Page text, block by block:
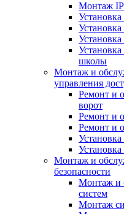
Монтаж IP
школы
Монтаж и
управления
Ремонт и
ворот
Ремонт и
Ремонт и
Монтаж и
безопасности
Монтаж и
систем
Монтаж